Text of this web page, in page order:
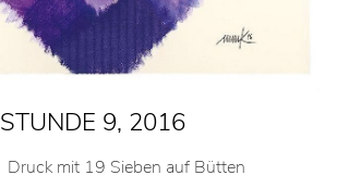
STUNDE 9, 2016
Druck mit 19 Sieben auf Bütten